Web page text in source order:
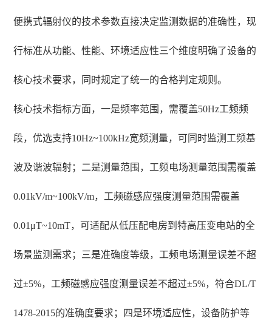
便携式辐射仪的技术参数直接决定监测数据的准确性，现
行标准从功能、性能、环境适应性三个维度明确了设备的
核心技术要求，同时规定了统一的合格判定规则。
核心技术指标方面，一是频率范围，需覆盖50Hz工频频
段，优选支持10Hz~100kHz宽频测量，可同时监测工频基
波及谐波辐射；二是测量范围，工频电场测量范围需覆盖
0.01kV/m~100kV/m，工频磁感应强度测量范围需覆盖
0.01μT~10mT，可适配从低压配电房到特高压变电站的全
场景监测需求；三是准确度等级，工频电场测量误差不超
过±5%，工频磁感应强度测量误差不超过±5%，符合DL/T
1478-2015的准确度要求；四是环境适应性，设备防护等